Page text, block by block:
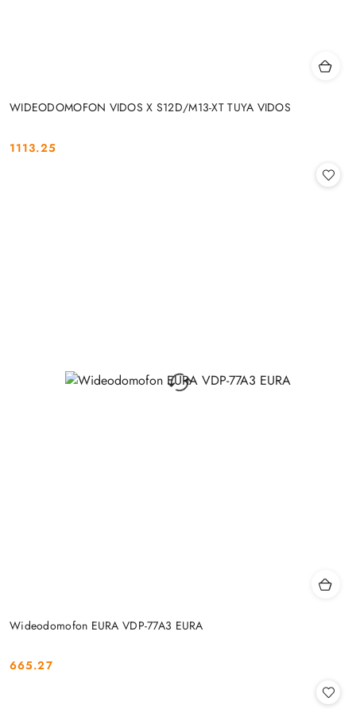
WIDEODOMOFON VIDOS X S12D/M13-XT TUYA VIDOS
Cena:
1113.25
Wideodomofon EURA VDP-77A3 EURA
Cena:
665.27